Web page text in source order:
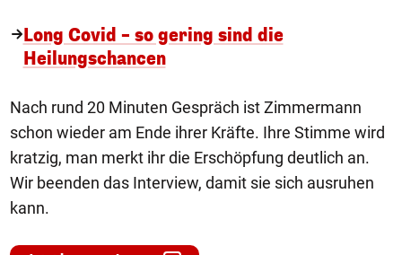
Long Covid – so gering sind die
Heilungschancen
Nach rund 20 Minuten Gespräch ist Zimmermann
schon wieder am Ende ihrer Kräfte. Ihre Stimme wird
kratzig, man merkt ihr die Erschöpfung deutlich an.
Wir beenden das Interview, damit sie sich ausruhen
kann.